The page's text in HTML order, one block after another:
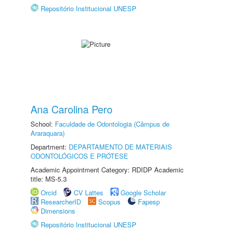
Repositório Institucional UNESP
Ana Carolina Pero
School: Faculdade de Odontologia (Câmpus de
Araraquara)
Department: DEPARTAMENTO DE MATERIAIS
ODONTOLÓGICOS E PRÓTESE
Academic Appointment Category: RDIDP Academic
title: MS-5.3
Orcid
CV Lattes
Google Scholar
ResearcherID
Scopus
Fapesp
Dimensions
Repositório Institucional UNESP